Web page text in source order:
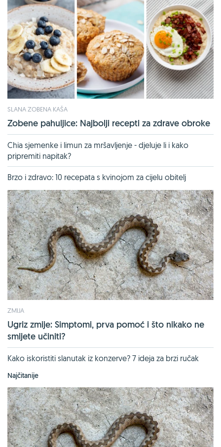
SLANA ZOBENA KAŠA
Zobene pahuljice: Najbolji recepti za zdrave obroke
Chia sjemenke i limun za mršavljenje - djeluje li i kako
pripremiti napitak?
Brzo i zdravo: 10 recepata s kvinojom za cijelu obitelj
ZMIJA
Ugriz zmije: Simptomi, prva pomoć i što nikako ne
smijete učiniti?
Kako iskoristiti slanutak iz konzerve? 7 ideja za brzi ručak
Najčitanije